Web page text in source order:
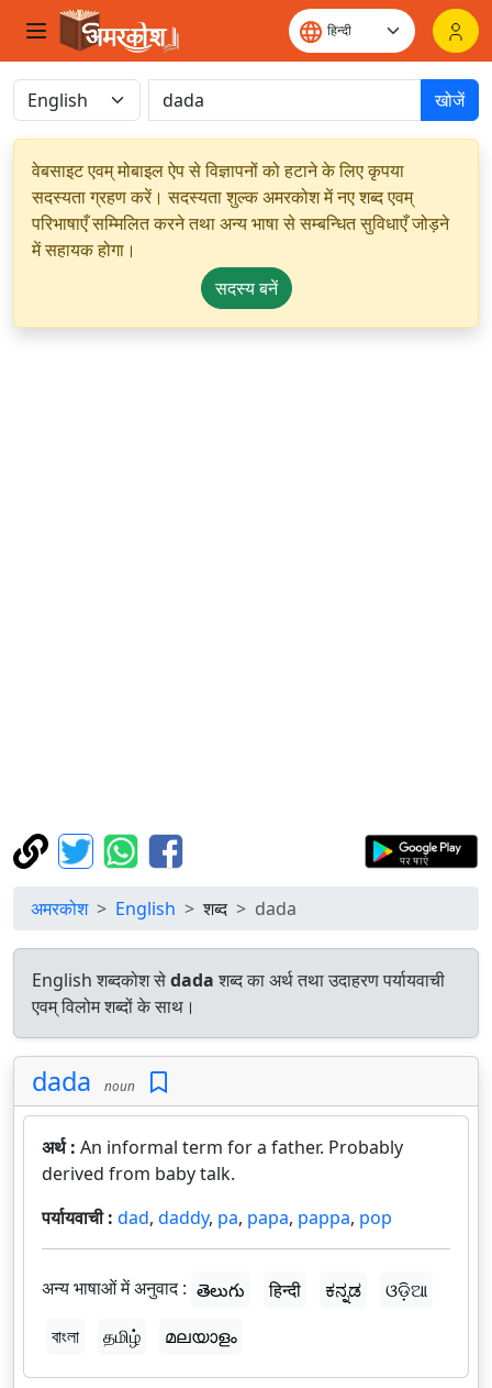
खोजें
वेबसाइट एवम् मोबाइल ऐप से विज्ञापनों को हटाने के लिए कृपया
सदस्यता ग्रहण करें। सदस्यता शुल्क अमरकोश में नए शब्द एवम्
परिभाषाएँ सम्मिलित करने तथा अन्य भाषा से सम्बन्धित सुविधाएँ जोड़ने
में सहायक होगा।
सदस्य बनें
अमरकोश English शब्द dada
English शब्दकोश सेdadaशब्द का अर्थ तथा उदाहरण पर्यायवाची
एवम् विलोम शब्दों के साथ।
dada noun
अर्थ : An informal term for a father. Probably
derived from baby talk.
पर्यायवाची : dad, daddy, pa, papa, pappa, pop
अन्य भाषाओं में अनुवाद : తెలుగు हिन्दी ಕನ್ನಡ
ଓଡ଼ିଆ
বাংলা
தமிழ் മലയാളം